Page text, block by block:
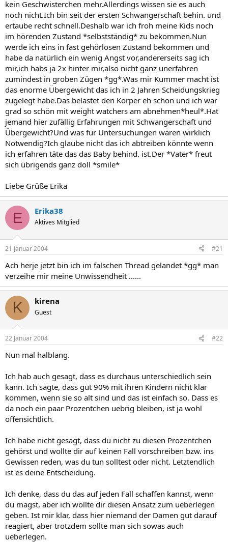
kein Geschwisterchen mehr.Allerdings wissen sie es auch
noch nicht.Ich bin seit der ersten Schwangerschaft behin. und
ertaube recht schnell.Deshalb war ich froh meine Kids noch
im hörenden Zustand *selbstständig* zu bekommen.Nun
werde ich eins in fast gehörlosen Zustand bekommen und
habe da natürlich ein wenig Angst vor,andererseits sag ich
mir,ich habs ja 2x hinter mir,also nicht ganz unerfahren
zumindest in groben Zügen *gg*.Was mir Kummer macht ist
das enorme Übergewicht das ich in 2 Jahren Scheidungskrieg
zugelegt habe.Das belastet den Körper eh schon und ich war
grad so schön mit weight watchers am abnehmen*heul*.Hat
jemand hier zufällig Erfahrungen mit Schwangerschaft und
Übergewicht?Und was für Untersuchungen wären wirklich
Notwendig?Ich glaube nicht das ich abtreiben könnte wenn
ich erfahren täte das das Baby behind. ist.Der *Vater* freut
sich übrigends ganz doll *smile*
Liebe Grüße Erika
E Erika38
Aktives Mitglied
21 Januar 2004 #21
Ach herje jetzt bin ich im falschen Thread gelandet *gg* man
verzeihe mir meine Unwissendheit ......
K kirena
Guest
22 Januar 2004 #22
Nun mal halblang.
Ich hab auch gesagt, dass es durchaus unterschiedlich sein
kann. Ich sagte, dass gut 90% mit ihren Kindern nicht klar
kommen, wenn sie so alt sind und das ist einfach so. Dass es
da noch ein paar Prozentchen uebrig bleiben, ist ja wohl
offensichtlich.
Ich habe nicht gesagt, dass du nicht zu diesen Prozentchen
gehörst und wollte dir auf keinen Fall vorschreiben bzw. ins
Gewissen reden, was du tun solltest oder nicht. Letztendlich
ist es deine Entscheidung.
Ich denke, dass du das auf jeden Fall schaffen kannst, wenn
du magst, aber ich wollte dir diesen Ansatz zum ueberlegen
geben. Ist mir klar, dass hier niemand der Damen gut darauf
reagiert, aber trotzdem sollte man sich sowas auch
ueberlegen.